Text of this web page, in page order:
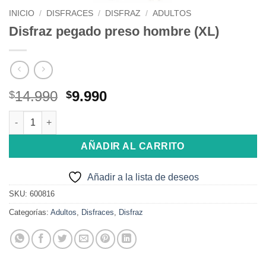
INICIO / DISFRACES / DISFRAZ / ADULTOS
Disfraz pegado preso hombre (XL)
$14.990 El
era:
$14.990.
$9.990El
es:
$9.990.
Disfraz pegado preso hombre (XL) cantidad
AÑADIR AL CARRITO
Añadir a la lista de deseos
SKU: 600816
Categorías: Adultos, Disfraces, Disfraz